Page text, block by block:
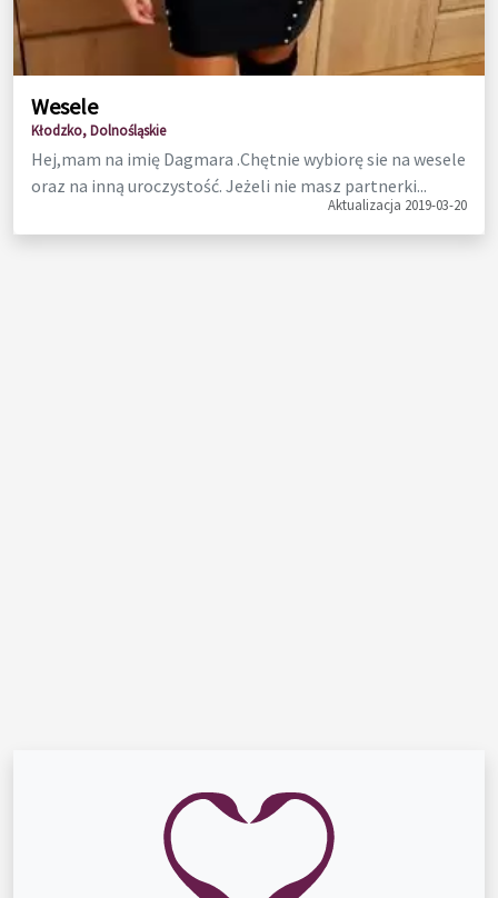
Wesele
Kłodzko, Dolnośląskie
Hej,mam na imię Dagmara .Chętnie wybiorę sie na wesele
oraz na inną uroczystość. Jeżeli nie masz partnerki...
Aktualizacja 2019-03-20